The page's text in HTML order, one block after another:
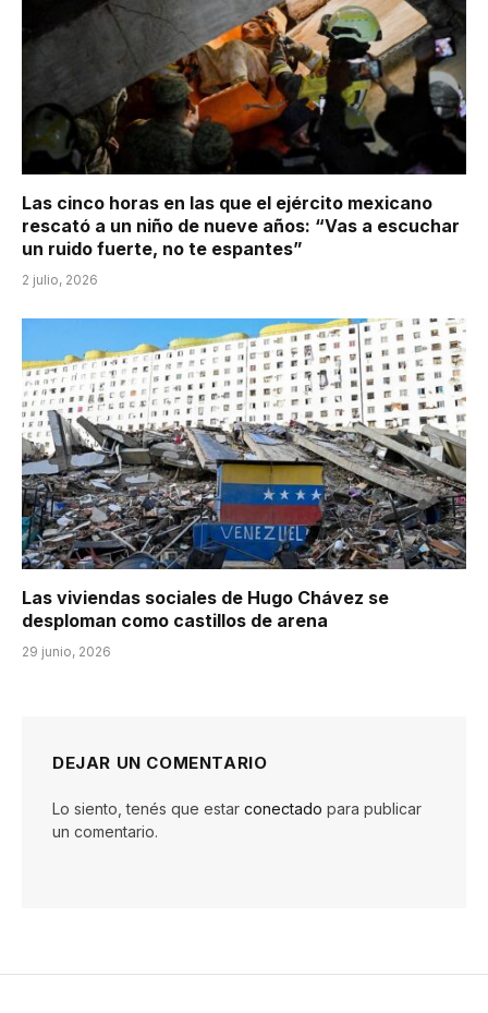
Las cinco horas en las que el ejército mexicano
rescató a un niño de nueve años: “Vas a escuchar
un ruido fuerte, no te espantes”
2 julio, 2026
Las viviendas sociales de Hugo Chávez se
desploman como castillos de arena
29 junio, 2026
DEJAR UN COMENTARIO
Lo siento, tenés que estar conectado para publicar
un comentario.